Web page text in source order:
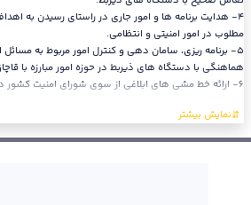
٤- هدایت برنامه ها و امور جاری در راستای رسیدن به
مطلوب در امور امنیتی و انتظامی.
٥- برنامه ریزی، سامان دهی و کنترل امور مربوط به
هماهنگی با دستگاه های ذیربط در حوزه امور مبارزه با
٦- ارائه خط مشی های ابلاغی از سوی شورای امنیت کشور